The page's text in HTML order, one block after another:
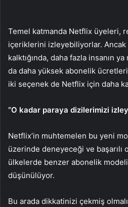
Temel katmanda Netflix üyeleri,
içeriklerini izleyebiliyorlar. Ancak
kalktığında, daha fazla insanın
da daha yüksek abonelik
iki seçenek de Netflix için daha
“O kadar paraya dizilerimizi
Netflix’in muhtemelen bu yeni
üzerinde deneyeceği ve başarılı
ülkelerde benzer abonelik
düşünülüyor.
Bu arada dikkatinizi çekmiş